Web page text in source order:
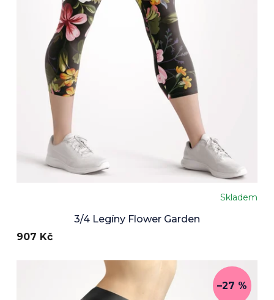
3/4 Legíny Flower Garden
je
Skladem
907 Kč
–27 %